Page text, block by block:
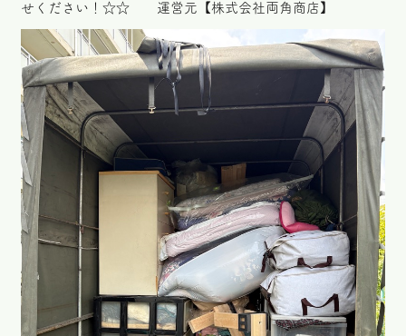
せください！☆☆ 運営元【株式会社両角商店】